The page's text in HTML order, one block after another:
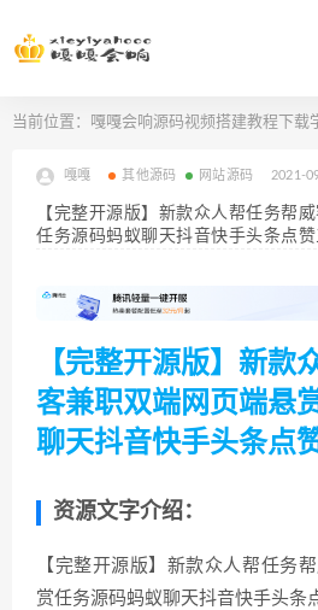
当前位置： 嘎嘎会响源码视频搭建教程下载
嘎嘎 其他源码 网站源码 2021-
【完整开源版】新款众人帮任务帮
任务源码蚂蚁聊天抖音快手头条点
【完整开源版】新款
客兼职双端网页端悬
聊天抖音快手头条点
资源文字介绍：
【完整开源版】新款众人帮任务
赏任务源码蚂蚁聊天抖音快手头条